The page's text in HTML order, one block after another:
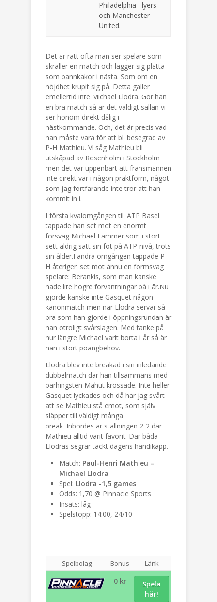
Philadelphia Flyers
och Manchester
United.
Det är rätt ofta man ser spelare som
skräller en match och lägger sig platta
som pannkakor i nästa. Som om en
nöjdhet krupit sig på. Detta gäller
emellertid inte Michael Llodra. Gör han
en bra match så är det väldigt sällan vi
ser honom direkt dålig i
nästkommande. Och, det är precis vad
han måste vara för att bli besegrad av
P-H Mathieu. Vi såg Mathieu bli
utskåpad av Rosenholm i Stockholm
men det var uppenbart att fransmannen
inte direkt var i någon praktform, något
som jag fortfarande inte tror att han
kommit in i.
I första kvalomgången till ATP Basel
tappade han set mot en enormt
forsvag Michael Lammer som i stort
sett aldrig satt sin fot på ATP-nivå, trots
sin ålder.I andra omgången tappade P-
H återigen set mot ännu en formsvag
spelare: Berankis, som man kanske
hade lite högre förväntningar på i år.Nu
gjorde kanske inte Gasquet någon
kanonmatch men när Llodra servar så
bra som han gjorde i öppningsrundan är
han otroligt svårslagen. Med tanke på
hur längre Michael varit borta i år så är
han i stort poängbehov.
Llodra blev inte breakad i sin inledande
dubbelmatch där han tillsammans med
parhingsten Mahut krossade. Inte heller
Gasquet lyckades och då har jag svårt
att se Mathieu stå emot, som själv
släpper till väldigt många
break. Inbördes är ställningen 2-2 där
Mathieu alltid varit favorit. Där båda
Llodras segrar täckt dagens handikapp.
Match: Paul-Henri Mathieu –
Michael Llodra
Spel: Llodra -1,5 games
Odds: 1,70 @ Pinnacle Sports
Insats: låg
Spelstopp: 14:00, 24/10
Spelbolag Bonus Länk
0 kr
Spela
här!